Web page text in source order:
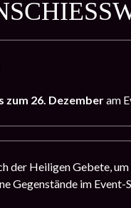
zum 26. Dezemberam
der Heiligen Gebete,
Gegenstände im Event-